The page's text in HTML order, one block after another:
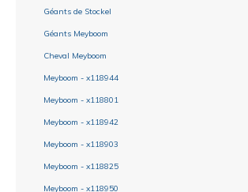
Géants de Stockel
Géants Meyboom
Cheval Meyboom
Meyboom - x118944
Meyboom - x118801
Meyboom - x118942
Meyboom - x118903
Meyboom - x118825
Meyboom - x118950